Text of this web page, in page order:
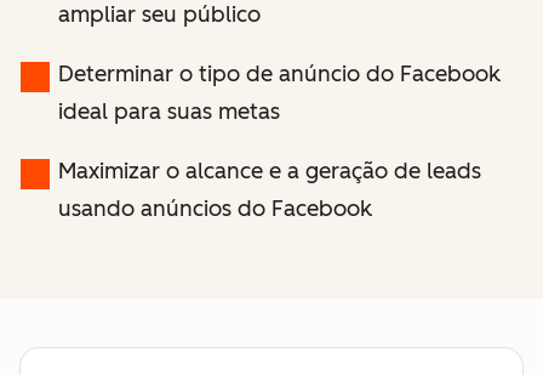
ampliar seu público
Determinar o tipo de anúncio do Facebook
ideal para suas metas
Maximizar o alcance e a geração de leads
usando anúncios do Facebook